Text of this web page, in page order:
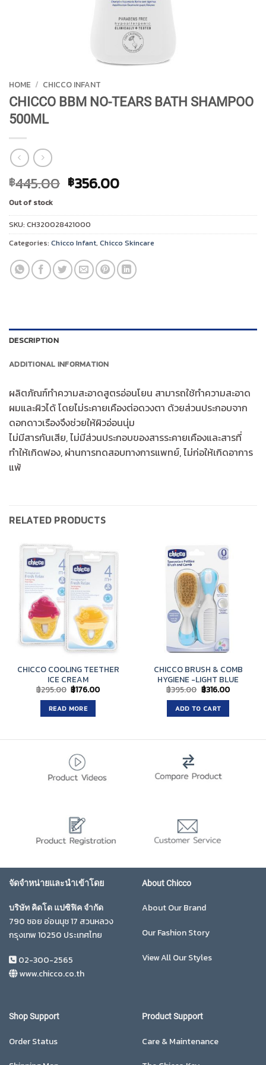
HOME / CHICCO INFANT
CHICCO BBM NO-TEARS BATH SHAMPOO
500ML
฿445.00 Original
was:
฿445.00.
฿356.00Current
is:
Out of stock
SKU: CH320028421000
Categories: Chicco Infant, Chicco Skincare
DESCRIPTION
ADDITIONAL INFORMATION
ผลิตภัณฑ์ทำความสะอาดสูตรอ่อนโยน สามารถใช้ทำความสะอาด
ผมและผิวได้ โดยไม่ระคายเคืองต่อดวงตา ด้วยส่วนประกอบจาก
ดอกดาวเรืองจึงช่วยให้ผิวอ่อนนุ่ม
ไม่มีสารกันเสีย, ไม่มีส่วนประกอบของสารระคายเคืองและสารที่
ทำให้เกิดฟอง, ผ่านการทดสอบทางการแพทย์, ไม่ก่อให้เกิดอาการ
แพ้
RELATED PRODUCTS
CHICCO COOLING TEETHER
ICE CREAM
฿295.00 Original
price
was:
฿295.00.
฿176.00Current
READ MORE
CHICCO BRUSH & COMB
HYGIENE -LIGHT BLUE
฿395.00 Original
price
was:
฿395.00.
฿316.00Current
price
is:
ADD TO CART
จัดจำหน่ายและนำเข้าโดย
บริษัท คิดโด แปซิฟิค จำกัด
790 ซอย อ่อนนุช 17 สวนหลวง
กรุงเทพ 10250 ประเทศไทย
02-300-2565
www.chicco.co.th
About Chicco
About Our Brand
Our Fashion Story
View All Our Styles
Shop Support
Order Status
Product Support
Care & Maintenance